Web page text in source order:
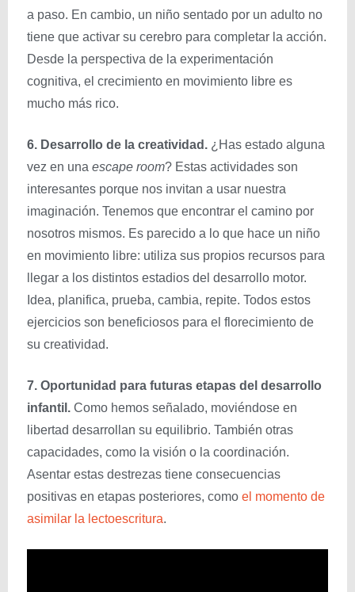
a paso. En cambio, un niño sentado por un adulto no
tiene que activar su cerebro para completar la acción.
Desde la perspectiva de la experimentación
cognitiva, el crecimiento en movimiento libre es
mucho más rico.
6. Desarrollo de la creatividad. ¿Has estado alguna
vez en una escape room? Estas actividades son
interesantes porque nos invitan a usar nuestra
imaginación. Tenemos que encontrar el camino por
nosotros mismos. Es parecido a lo que hace un niño
en movimiento libre: utiliza sus propios recursos para
llegar a los distintos estadios del desarrollo motor.
Idea, planifica, prueba, cambia, repite. Todos estos
ejercicios son beneficiosos para el florecimiento de
su creatividad.
7. Oportunidad para futuras etapas del desarrollo
infantil. Como hemos señalado, moviéndose en
libertad desarrollan su equilibrio. También otras
capacidades, como la visión o la coordinación.
Asentar estas destrezas tiene consecuencias
positivas en etapas posteriores, como el momento de
asimilar la lectoescritura.